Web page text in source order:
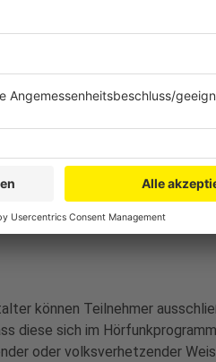
von Teilnehmern
behalten sich vor,
Dies gilt insbesondere bei
oder falls
bzw. versuchen zu
können Teilnehmer
diese sich im
oder volksverhetzender